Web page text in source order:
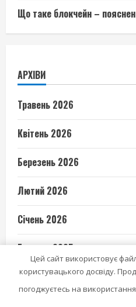
Що таке блокчейн –
АРХІВИ
Травень 2026
Квітень 2026
Березень 2026
Лютий 2026
Січень 2026
Грудень 2025
Листопад 2025
Цей сайт використовує
користувацького досвіду.
погоджуєтесь на